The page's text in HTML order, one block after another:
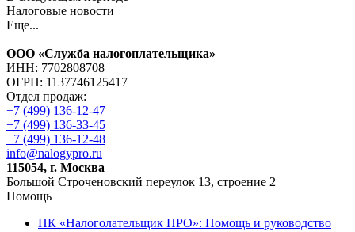
Налоговые новости
Еще...
ООО «Служба налогоплательщика»
ИНН: 7702808708
ОГРН: 1137746125417
Отдел продаж:
+7 (499) 136-12-47
+7 (499) 136-33-45
+7 (499) 136-12-48
info@nalogypro.ru
115054, г. Москва
Большой Строченовский переулок 13, строение 2
Помощь
ПК «Налоголательщик ПРО»: Помощь и руководство